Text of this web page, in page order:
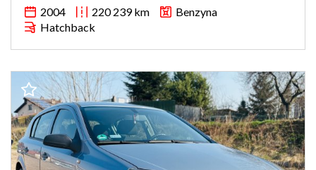
2004 220 239 km
Benzyna
Hatchback